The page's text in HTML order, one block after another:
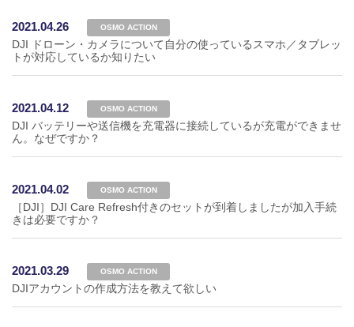
2021.04.26 OSMO ACTION
DJI ドローン・カメラについて自分の使っているスマホ／タブレッ
トが対応しているか知りたい
2021.04.12 OSMO ACTION
DJI バッテリーや送信機を充電器に接続しているが充電ができませ
ん。なぜですか？
2021.04.02 OSMO ACTION
［DJI］DJI Care Refresh付きのセットが到着しましたが加入手続
きは必要ですか？
2021.03.29 OSMO ACTION
DJIアカウントの作成方法を教えて欲しい